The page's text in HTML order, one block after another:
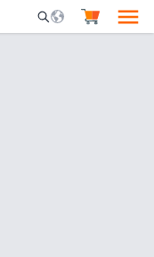
Mobile Search